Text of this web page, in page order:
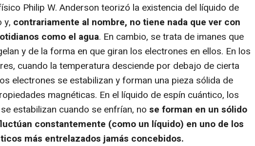
Philip W. Anderson teorizó la existencia del líquido de
y, contrariamente al nombre, no tiene nada que ver con
como el agua. En cambio, se trata de imanes que
y de la forma en que giran los electrones en ellos. En los
cuando la temperatura desciende por debajo de cierta
electrones se estabilizan y forman una pieza sólida de
magnéticas. En el líquido de espín cuántico, los
estabilizan cuando se enfrían, no se forman en un sólido
constantemente (como un líquido) en uno de los
más entrelazados jamás concebidos.